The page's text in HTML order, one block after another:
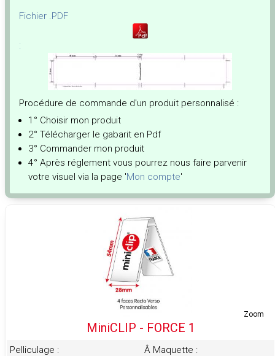
Fichier .PDF
:
Procédure de commande d'un produit personnalisé :
1° Choisir mon produit
2° Télécharger le gabarit en Pdf
3° Commander mon produit
4° Après réglement vous pourrez nous faire parvenir
votre visuel via la page 'Mon compte'
Zoom
MiniCLIP - FORCE 1
Pelliculage : Â Maquette :